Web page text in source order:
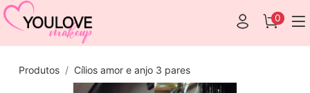
0
Produtos Cílios amor e anjo 3 pares